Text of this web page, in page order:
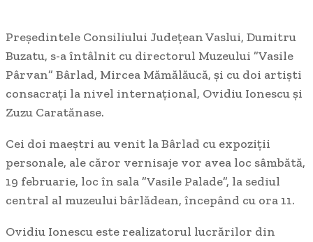
Președintele Consiliului Județean Vaslui, Dumitru
Buzatu, s-a întâlnit cu directorul Muzeului ”Vasile
Pârvan” Bârlad, Mircea Mămălăucă, și cu doi artiști
consacrați la nivel internațional, Ovidiu Ionescu și
Zuzu Caratănase.
Cei doi maeștri au venit la Bârlad cu expoziții
personale, ale căror vernisaje vor avea loc sâmbătă,
19 februarie, loc în sala ”Vasile Palade”, la sediul
central al muzeului bârlădean, începând cu ora 11.
Ovidiu Ionescu este realizatorul lucrărilor din